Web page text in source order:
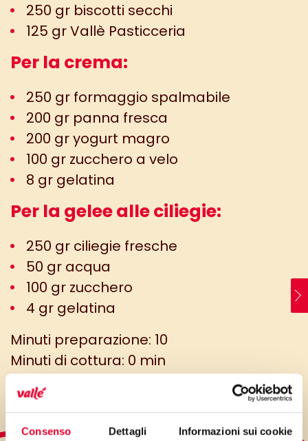
Consenso Dettagli Informazioni sui cookie
250 gr biscotti secchi
125 gr Vallè Pasticceria
Per la crema:
250 gr formaggio spalmabile
200 gr panna fresca
200 gr yogurt magro
100 gr zucchero a velo
8 gr gelatina
Per la gelee alle ciliegie:
250 gr ciliegie fresche
50 gr acqua
100 gr zucchero
4 gr gelatina
Minuti preparazione: 10
Minuti di cottura: 0 min